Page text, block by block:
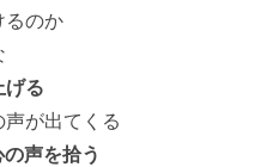
のか
げる
が出てくる
声を拾う